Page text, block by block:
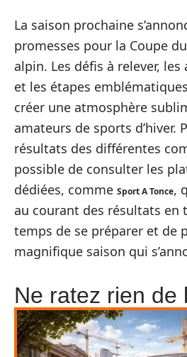
La saison prochaine
promesses pour la Coupe
alpin. Les défis à relever,
et les étapes
créer une atmosphère
amateurs de sports d’hiver.
résultats des différentes
possible de consulter les
dédiées, comme Sport A Tonce,
au courant des résultats en
temps de se préparer et de
magnifique saison qui
Ne ratez rien de